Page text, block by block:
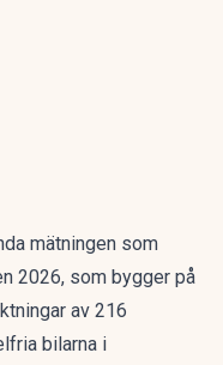
mätningen som
2026, som bygger på
av 216
bilarna i